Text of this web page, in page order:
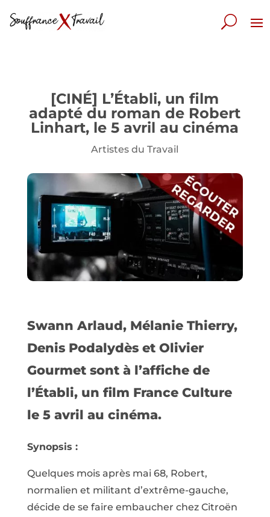
[CINÉ] L’Établi, un film
adapté du roman de Robert
Linhart, le 5 avril au cinéma
Artistes du Travail
Swann Arlaud, Mélanie Thierry,
Denis Podalydès et Olivier
Gourmet sont à l’affiche de
l’Établi, un film France Culture
le 5 avril au cinéma.
Synopsis :
Quelques mois après mai 68, Robert,
normalien et militant d’extrême-gauche,
décide de se faire embaucher chez Citroën